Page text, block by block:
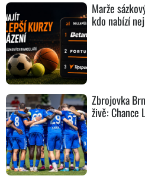
Marže
kdo nabízí
Zbrojovka
živě: Chance